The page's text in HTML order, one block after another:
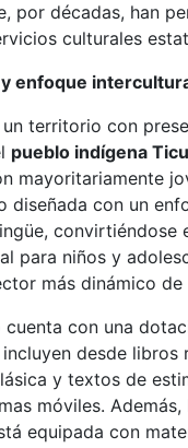
por décadas, han
culturales
enfoque
un territorio con
pueblo indígena
mayoritariamente
diseñada con un
convirtiéndose
para niños y
más dinámico
cuenta con una
incluyen desde libros
y textos de
móviles. Además,
equipada con